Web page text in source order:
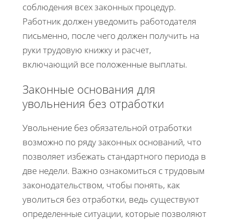
соблюдения всех законных процедур.
Работник должен уведомить работодателя
письменно, после чего должен получить на
руки трудовую книжку и расчет,
включающий все положенные выплаты.
Законные основания для
увольнения без отработки
Увольнение без обязательной отработки
возможно по ряду законных оснований, что
позволяет избежать стандартного периода в
две недели. Важно ознакомиться с трудовым
законодательством, чтобы понять, как
уволиться без отработки, ведь существуют
определенные ситуации, которые позволяют